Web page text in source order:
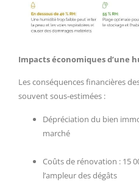
Impacts économiques d’une
Les conséquences financières
souvent sous-estimées :
Dépréciation du bien
marché
Coûts de rénovation : 15
l’ampleur des dégâts